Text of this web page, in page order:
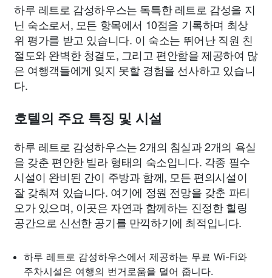
하루 레트로 감성하우스는 독특한 레트로 감성을 지
닌 숙소로서, 모든 항목에서 10점을 기록하며 최상
위 평가를 받고 있습니다. 이 숙소는 뛰어난 직원 친
절도와 완벽한 청결도, 그리고 편안함을 제공하여 많
은 여행객들에게 잊지 못할 경험을 선사하고 있습니
다.
호텔의 주요 특징 및 시설
하루 레트로 감성하우스는 2개의 침실과 2개의 욕실
을 갖춘 편안한 빌라 형태의 숙소입니다. 각종 필수
시설이 완비된 간이 주방과 함께, 모든 편의시설이
잘 갖춰져 있습니다. 여기에 정원 전망을 갖춘 파티
오가 있으며, 이곳은 자연과 함께하는 진정한 힐링
공간으로 신선한 공기를 만끽하기에 최적입니다.
하루 레트로 감성하우스에서 제공하는 무료 Wi-Fi와
주차시설은 여행의 번거로움을 덜어 줍니다.